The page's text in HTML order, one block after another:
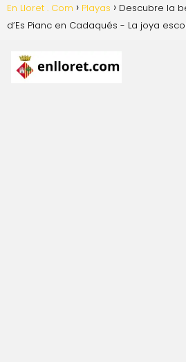
En Lloret . Com Playas
Descubre la
d’Es Pianc en Cadaqués - La joya